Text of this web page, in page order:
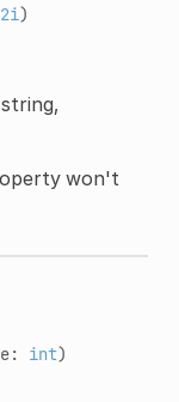
)
won't
int)